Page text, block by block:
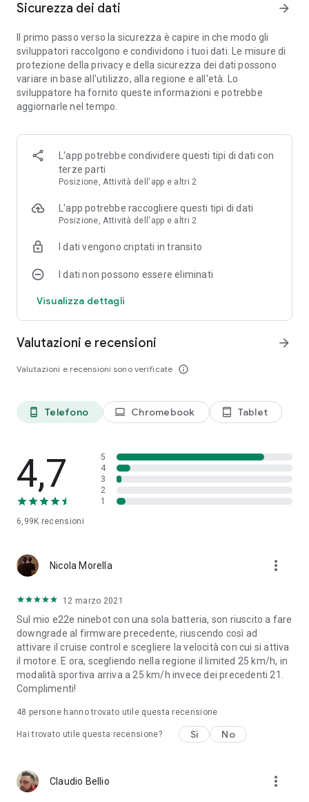
Dai un'occhiata: https://xiaodash.app https://xiaoflasher.app
https://scooterhacking.app
Sicurezza dei dati arrow_forward
Il primo passo verso la sicurezza è capire in che modo gli
sviluppatori raccolgono e condividono i tuoi dati. Le misure di
protezione della privacy e della sicurezza dei dati possono
variare in base all'utilizzo, alla regione e all'età. Lo
sviluppatore ha fornito queste informazioni e potrebbe
aggiornarle nel tempo.
L'app potrebbe condividere questi tipi di dati con
terze parti
Posizione, Attività dell'app e altri 2
L'app potrebbe raccogliere questi tipi di dati
Posizione, Attività dell'app e altri 2
I dati vengono criptati in transito
I dati non possono essere eliminati
Visualizza dettagli
Valutazioni e recensioni
Valutazioni e recensioni sono verificate info_outline
arrow_forward
phone_android Telefono laptop Chromebook tablet_android Tablet
4,7
6,99K recensioni
5
4
3
2
1
Nicola Morella more_vert
12 marzo 2021
Sul mio e22e ninebot con una sola batteria, son riuscito a fare
downgrade al firmware precedente, riuscendo così ad
attivare il cruise control e scegliere la velocità con cui si attiva
il motore. E ora, scegliendo nella regione il limited 25 km/h, in
modalità sportiva arriva a 25 km/h invece dei precedenti 21.
Complimenti!
48 persone hanno trovato utile questa recensione
Hai trovato utile questa recensione? Sì No
Claudio Bellio more_vert